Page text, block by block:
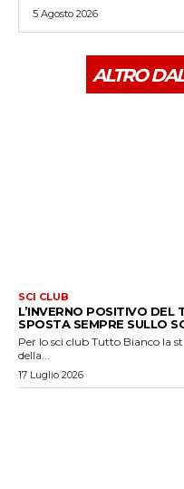
5 Agosto 2026
ALTRO
SCI CLUB
L’INVERNO POSITIVO DEL
SPOSTA SEMPRE SULLO
Per lo sci club Tutto Bianco la
della...
17 Luglio 2026